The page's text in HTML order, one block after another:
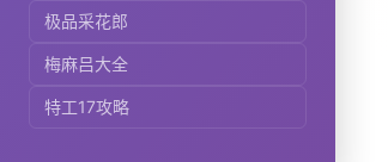
极品采花郎
梅麻吕大全
特工17攻略